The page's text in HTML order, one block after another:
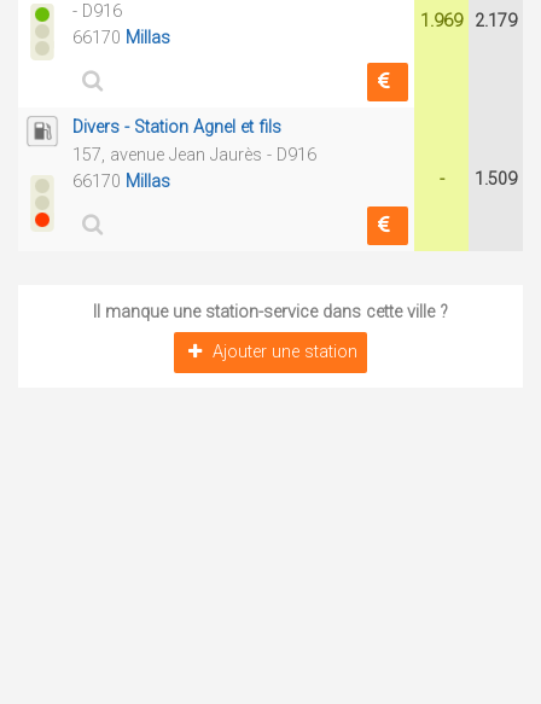
- D916
66170 Millas
1.969 2.179
Divers - Station Agnel et fils
157, avenue Jean Jaurès - D916
66170 Millas - 1.509
Il manque une station-service dans cette ville ?
Ajouter une station